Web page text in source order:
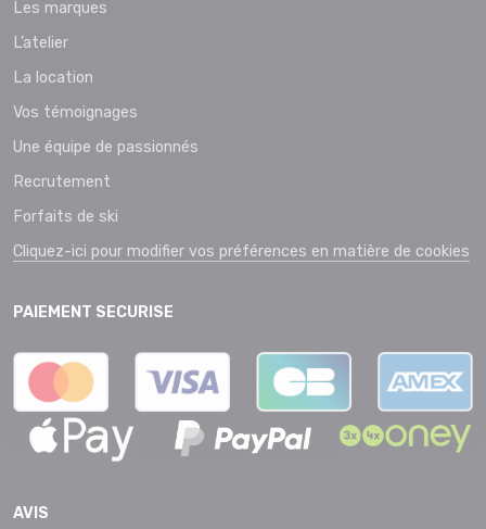
Les marques
L’atelier
La location
Vos témoignages
Une équipe de passionnés
Recrutement
Forfaits de ski
Cliquez-ici pour modifier vos préférences en matière de cookies
PAIEMENT SECURISE
AVIS